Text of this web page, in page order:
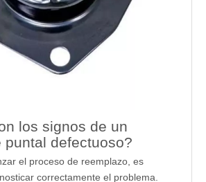
los signos de un
puntal defectuoso?
el proceso de reemplazo, es
correctamente el problema.